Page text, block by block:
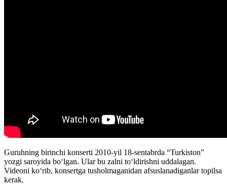
Guruhning birinchi konserti 2010-yil 18-sentabrda “Turkiston”
yozgi saroyida boʻlgan. Ular bu zalni toʻldirishni uddalagan.
Videoni koʻrib, konsertga tusholmaganidan afsuslanadiganlar topilsa
kerak.